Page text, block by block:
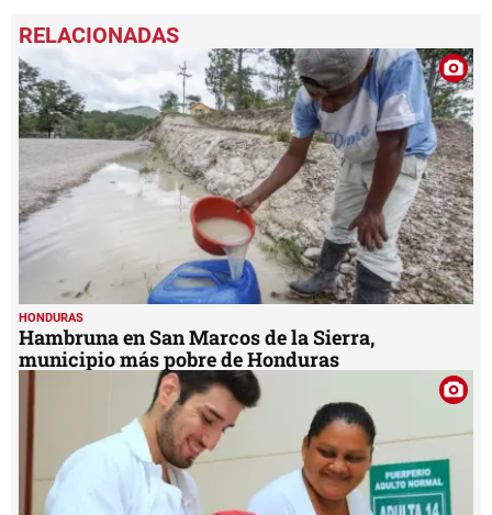
seconds
of
1
minute,
40
seconds
HONDURAS
Hambruna en San Marcos de la Sierra,
municipio más pobre de Honduras